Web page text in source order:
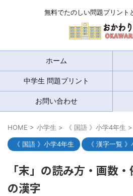
無料でたのしい問題プリント
ホーム
中学生 問題プリント
お問い合わせ
HOME > 小学生 > 《 国語 》小学4年生 >
《 国語 》小学4年生 《 漢字一覧
「末」の読み方・画数
の漢字